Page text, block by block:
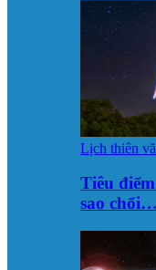
Lịch thiên
Tiêu
sao chổi…